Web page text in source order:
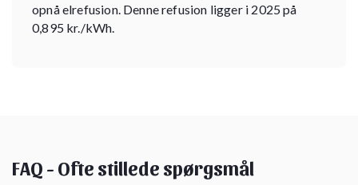
opnå elrefusion. Denne refusion ligger i 2025 på
0,895 kr./kWh.
FAQ - Ofte stillede spørgsmål